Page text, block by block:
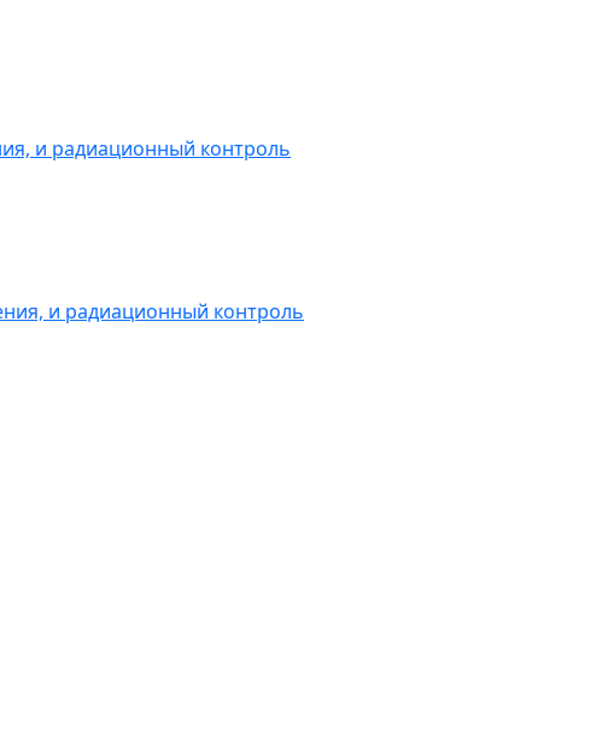
и радиационный контроль
и радиационный контроль